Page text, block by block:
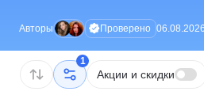
Авторы Проверено 06.08.2026
1
Акции и скидки